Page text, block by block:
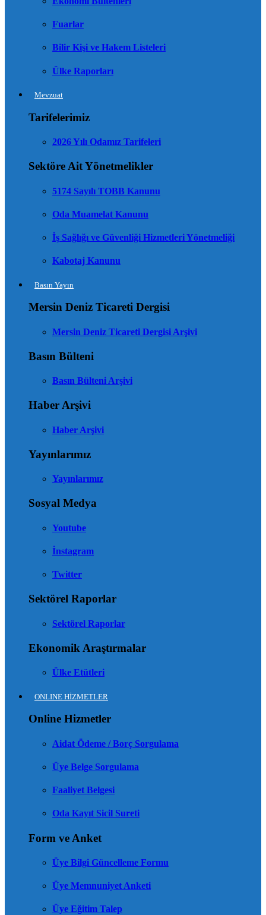
Fuarlar
Bilir Kişi ve Hakem Listeleri
Ülke Raporları
Mevzuat
Tarifelerimiz
2026 Yılı Odamız Tarifeleri
Sektöre Ait Yönetmelikler
5174 Sayılı TOBB Kanunu
Oda Muamelat Kanunu
İş Sağlığı ve Güvenliği Hizmetleri Yönetmeliği
Kabotaj Kanunu
Basın Yayın
Mersin Deniz Ticareti Dergisi
Mersin Deniz Ticareti Dergisi Arşivi
Basın Bülteni
Basın Bülteni Arşivi
Haber Arşivi
Haber Arşivi
Yayınlarımız
Yayınlarımız
Sosyal Medya
Youtube
İnstagram
Twitter
Sektörel Raporlar
Sektörel Raporlar
Ekonomik Araştırmalar
Ülke Etütleri
ONLINE HİZMETLER
Online Hizmetler
Aidat Ödeme / Borç Sorgulama
Üye Belge Sorgulama
Faaliyet Belgesi
Oda Kayıt Sicil Sureti
Form ve Anket
Üye Bilgi Güncelleme Formu
Üye Memnuniyet Anketi
Üye Eğitim Talep